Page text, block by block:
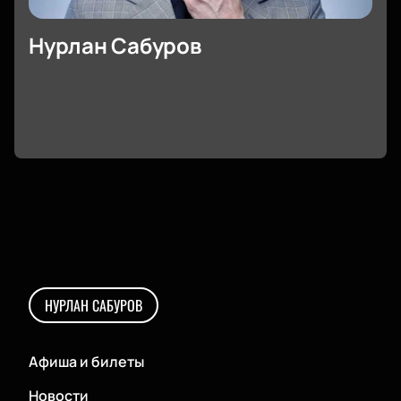
Нурлан Сабуров
НУРЛАН САБУРОВ
Афиша и билеты
Новости